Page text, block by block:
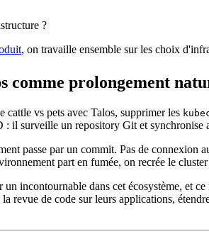
?
, on travaille ensemble sur les choix
comme prolongement
cattle vs pets avec Talos, supprimer les
il surveille un repository Git et synchronise
passe par un commit. Pas de
part en fumée, on recrée le
incontournable dans cet écosystème, et
revue de code sur leurs applications,